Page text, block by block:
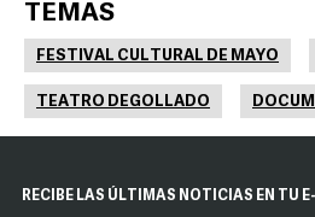
TEMAS
FESTIVAL CULTURAL DE MAYO
TEATRO DEGOLLADO
RECIBE LAS ÚLTIMAS NOTICIAS EN TU